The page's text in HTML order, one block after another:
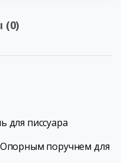
(0)
для писсуара
Опорным поручнем для